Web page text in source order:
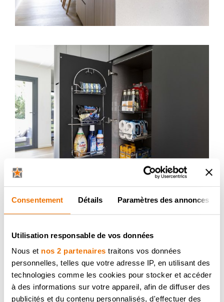
Consentement Détails Paramètres des annonces
Utilisation responsable de vos données
Nous et nos 2 partenaires traitons vos données
personnelles, telles que votre adresse IP, en utilisant des
technologies comme les cookies pour stocker et accéder
à des informations sur votre appareil, afin de diffuser des
publicités et du contenu personnalisés, d'effectuer des